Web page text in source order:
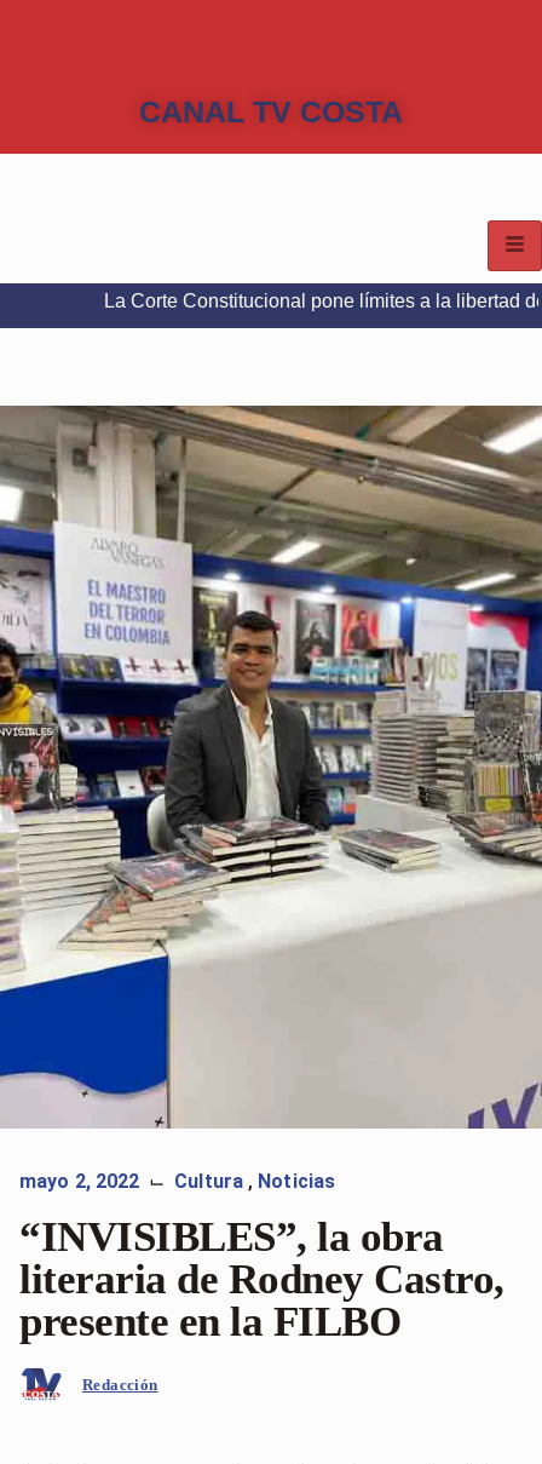
CANAL TV COSTA
Corte Constitucional pone límites a la libertad de
mayo 2, 2022 ⌙ Cultura , Noticias
“INVISIBLES”, la obra
literaria de Rodney Castro,
presente en la FILBO
Redacción